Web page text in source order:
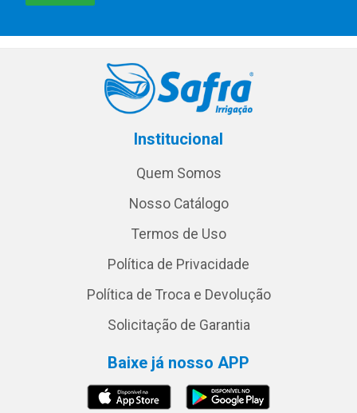
Institucional
Quem Somos
Nosso Catálogo
Termos de Uso
Política de Privacidade
Política de Troca e Devolução
Solicitação de Garantia
Baixe já nosso APP